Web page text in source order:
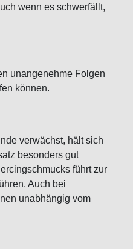
wenn es schwerfällt,
unangenehme Folgen
können.
verwächst, hält sich
besonders gut
führt zur
Auch bei
unabhängig vom